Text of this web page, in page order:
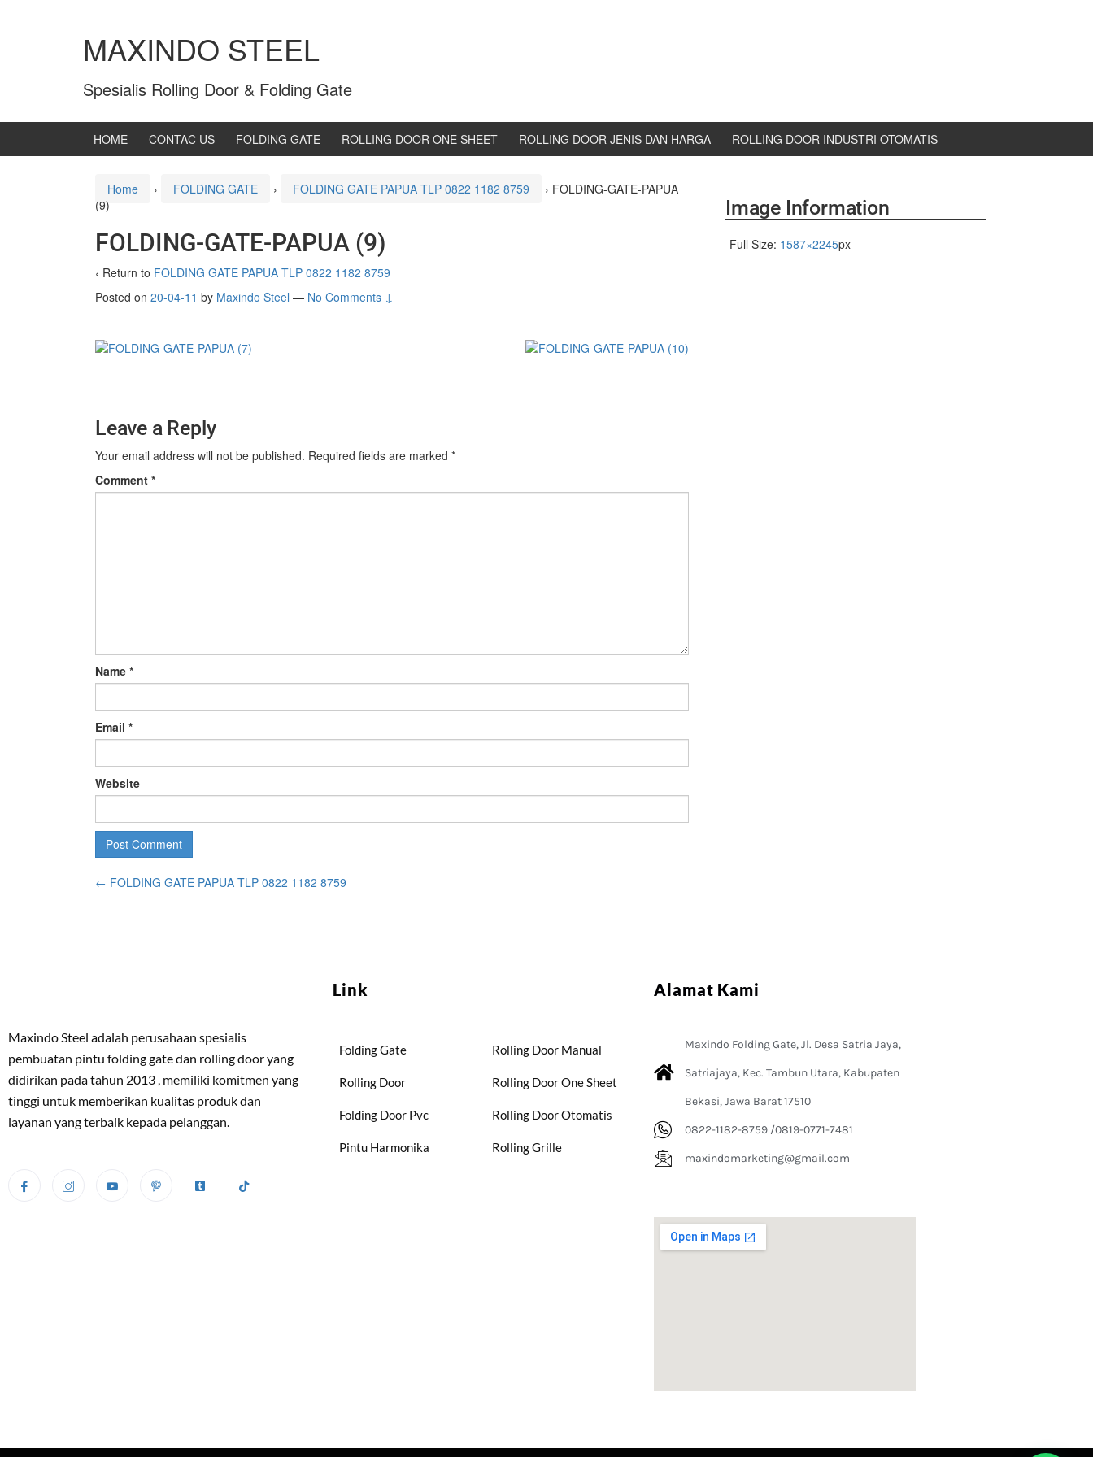
MAXINDO STEEL
Spesialis Rolling Door & Folding Gate
HOME CONTAC US FOLDING GATE ROLLING DOOR ONE SHEET ROLLING DOOR JENIS DAN HARGA ROLLING DOOR INDUSTRI OTOMATIS
Home › FOLDING GATE › FOLDING GATE PAPUA TLP 0822 1182 8759 › FOLDING-GATE-PAPUA
(9)
FOLDING-GATE-PAPUA (9)
‹ Return to FOLDING GATE PAPUA TLP 0822 1182 8759
Posted on 20-04-11 by Maxindo Steel — No Comments ↓
Leave a Reply
Your email address will not be published. Required fields are marked *
Comment *
Name *
Email *
Website
← FOLDING GATE PAPUA TLP 0822 1182 8759
Image Information
Full Size: 1587×2245px
Maxindo Steel adalah perusahaan spesialis
pembuatan pintu folding gate dan rolling door yang
didirikan pada tahun 2013 , memiliki komitmen yang
tinggi untuk memberikan kualitas produk dan
layanan yang terbaik kepada pelanggan.
Link
Folding Gate
Rolling Door
Folding Door Pvc
Pintu Harmonika
Rolling Door Manual
Rolling Door One Sheet
Rolling Door Otomatis
Rolling Grille
Alamat Kami
Maxindo Folding Gate, Jl. Desa Satria Jaya,
Satriajaya, Kec. Tambun Utara, Kabupaten
Bekasi, Jawa Barat 17510
0822-1182-8759 /0819-0771-7481
maxindomarketing@gmail.com